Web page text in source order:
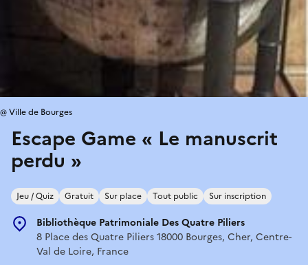
Escape Game « Le manuscrit
perdu »
Jeu / Quiz Gratuit Sur place Tout public Sur inscription
Bibliothèque Patrimoniale Des Quatre Piliers
8 Place des Quatre Piliers 18000 Bourges, Cher, Centre-
Val de Loire, France
@ Ville de Bourges